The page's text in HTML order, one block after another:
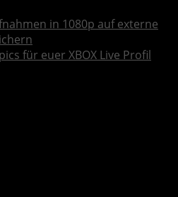
in 1080p auf externe
für euer XBOX Live Profil